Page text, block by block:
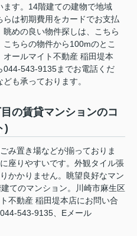
ます。14階建ての建物で地域
らは初期費用をカードでお支払
めの良い物件探しは、こちら
ちらの物件から100mのとこ
オールマイト不動産 稲田堤本
044-543-9135までお電話くだ
も承っております。
の賃貸マンションのコ
)
み置き場などが揃っておりま
座りやすいです。外観タイル張
かかりません。眺望良好なマン
てのマンション。川崎市麻生区
不動産 稲田堤本店にお問い合
543-9135、Eメール